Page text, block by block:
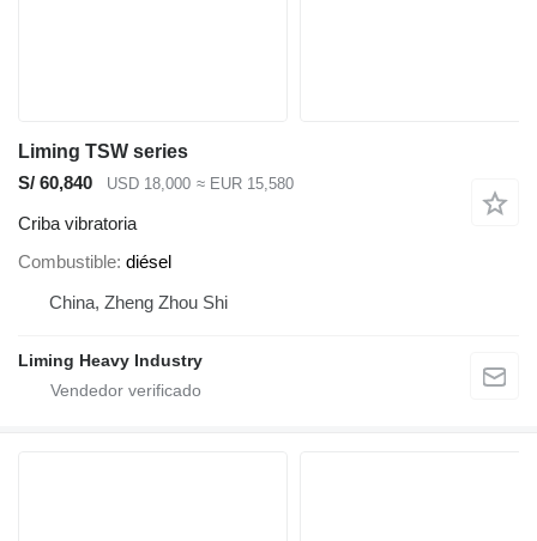
Liming TSW series
S/ 60,840
USD 18,000 ≈ EUR 15,580
Criba vibratoria
Combustible diésel
China, Zheng Zhou Shi
Liming Heavy Industry